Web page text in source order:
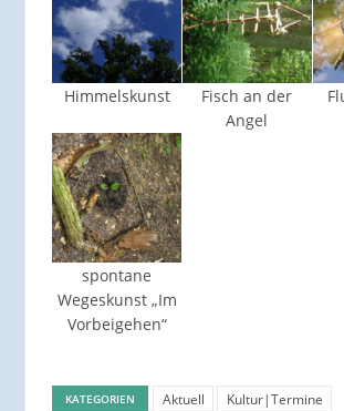
Himmelskunst
Fisch an der
Angel
spontane
Wegeskunst „Im
Vorbeigehen“
KATEGORIEN Aktuell
Kultur|Termine